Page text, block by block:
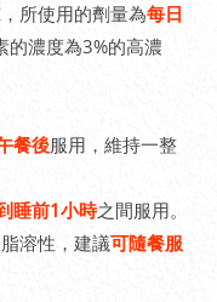
所使用的劑量為每日
的濃度為3%的高濃
餐後服用，維持一整
睡前1小時之間服用。
溶性，建議可隨餐服